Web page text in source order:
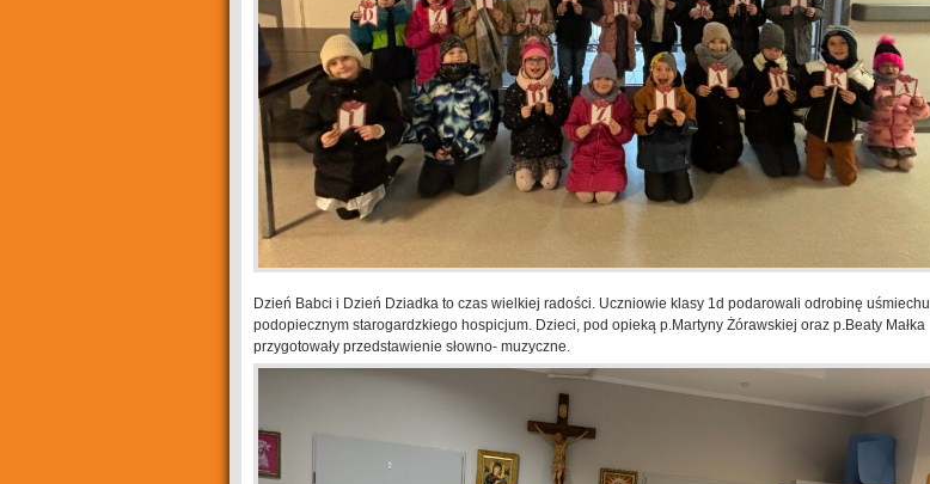
Dzień Babci i Dzień Dziadka to czas wielkiej radości. Uczniowie klasy 1d podarowali odrobinę uśmiechu
podopiecznym starogardzkiego hospicjum. Dzieci, pod opieką p.Martyny Żórawskiej oraz p.Beaty Małka
przygotowały przedstawienie słowno- muzyczne.